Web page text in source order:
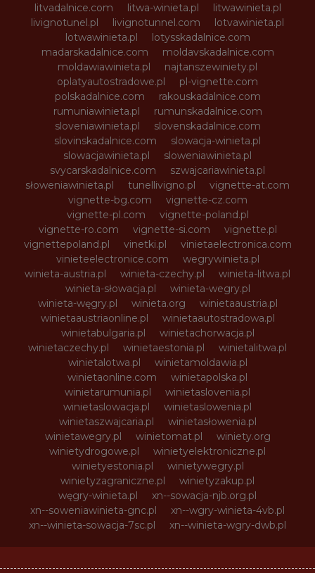
litvadalnice.com
litwa-winieta.pl
litwawinieta.pl
livignotunel.pl
livignotunnel.com
lotvawinieta.pl
lotwawinieta.pl
lotysskadalnice.com
madarskadalnice.com
moldavskadalnice.com
moldawiawinieta.pl
najtanszewiniety.pl
oplatyautostradowe.pl
pl-vignette.com
polskadalnice.com
rakouskadalnice.com
rumuniawinieta.pl
rumunskadalnice.com
sloveniawinieta.pl
slovenskadalnice.com
slovinskadalnice.com
slowacja-winieta.pl
slowacjawinieta.pl
sloweniawinieta.pl
svycarskadalnice.com
szwajcariawinieta.pl
słoweniawinieta.pl
tunellivigno.pl
vignette-at.com
vignette-bg.com
vignette-cz.com
vignette-pl.com
vignette-poland.pl
vignette-ro.com
vignette-si.com
vignette.pl
vignettepoland.pl
vinetki.pl
vinietaelectronica.com
vinieteelectronice.com
wegrywinieta.pl
winieta-austria.pl
winieta-czechy.pl
winieta-litwa.pl
winieta-słowacja.pl
winieta-wegry.pl
winieta-węgry.pl
winieta.org
winietaaustria.pl
winietaaustriaonline.pl
winietaautostradowa.pl
winietabulgaria.pl
winietachorwacja.pl
winietaczechy.pl
winietaestonia.pl
winietalitwa.pl
winietalotwa.pl
winietamoldawia.pl
winietaonline.com
winietapolska.pl
winietarumunia.pl
winietaslovenia.pl
winietaslowacja.pl
winietaslowenia.pl
winietaszwajcaria.pl
winietasłowenia.pl
winietawegry.pl
winietomat.pl
winiety.org
winietydrogowe.pl
winietyelektroniczne.pl
winietyestonia.pl
winietywegry.pl
winietyzagraniczne.pl
winietyzakup.pl
węgry-winieta.pl
xn--sowacja-njb.org.pl
xn--soweniawinieta-gnc.pl
xn--wgry-winieta-4vb.pl
xn--winieta-sowacja-7sc.pl
xn--winieta-wgry-dwb.pl